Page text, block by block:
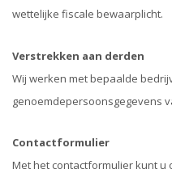
wettelijke fiscale bewaarplicht.
Verstrekken aan derden
Wij werken met bepaalde
genoemdepersoonsgegevens
Contactformulier
Met het contactformulier kunt